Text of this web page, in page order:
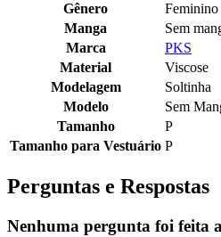
Gênero
Feminino
Manga
Sem
Marca
PKS
Material
Viscose
Modelagem
Soltinha
Modelo
Sem
Tamanho
P
Tamanho para Vestuário P
Perguntas e Respostas
Nenhuma pergunta foi feita